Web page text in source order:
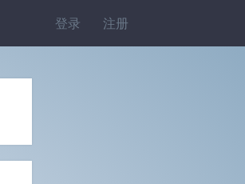
登录 注册